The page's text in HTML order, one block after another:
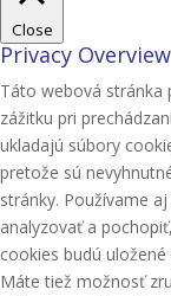
Close
Privacy Overview
Táto webová stránka
zážitku pri
ukladajú súbory
pretože sú
stránky. Používame
analyzovať a
cookies budú
Máte tiež možnosť